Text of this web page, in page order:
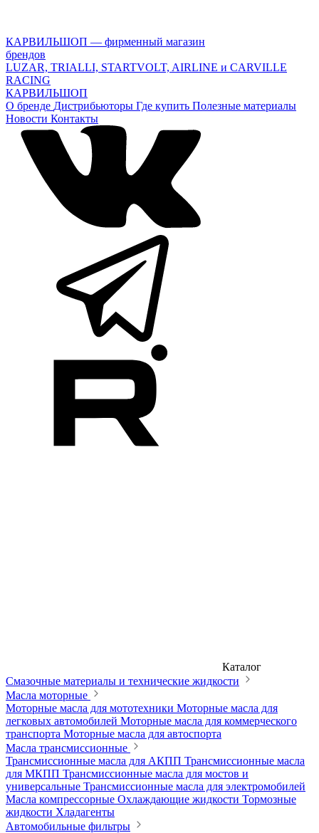
КАРВИЛЬШОП — фирменный магазин
брендов
LUZAR, TRIALLI, STARTVOLT, AIRLINE и CARVILLE
RACING
КАРВИЛЬШОП
О бренде Дистрибьюторы Где купить Полезные материалы
Новости Контакты
Каталог
Смазочные материалы и технические жидкости
Масла моторные
Моторные масла для мототехники Моторные масла для
легковых автомобилей Моторные масла для коммерческого
транспорта Моторные масла для автоспорта
Масла трансмиссионные
Трансмиссионные масла для АКПП Трансмиссионные масла
для МКПП Трансмиссионные масла для мостов и
универсальные Трансмиссионные масла для электромобилей
Масла компрессорные Охлаждающие жидкости Тормозные
жидкости Хладагенты
Автомобильные фильтры